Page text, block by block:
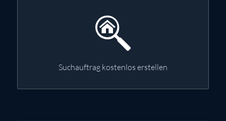
Suchauftrag kostenlos erstellen